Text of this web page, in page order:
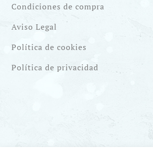
Condiciones de compra
Aviso Legal
Política de cookies
Política de privacidad